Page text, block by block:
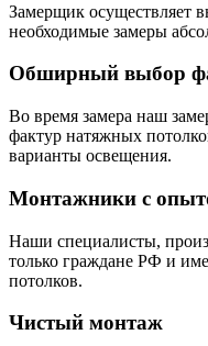
Замерщик осуществляет
необходимые замеры
Обширный выбор
Во время замера наш
фактур натяжных
варианты освещения.
Монтажники с
Наши специалисты,
только граждане РФ и
потолков.
Чистый монтаж